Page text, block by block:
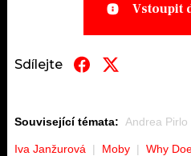
Vstoupit
Sdílejte
Související témata: Andrea Pirlo
Iva Janžurová Moby Why